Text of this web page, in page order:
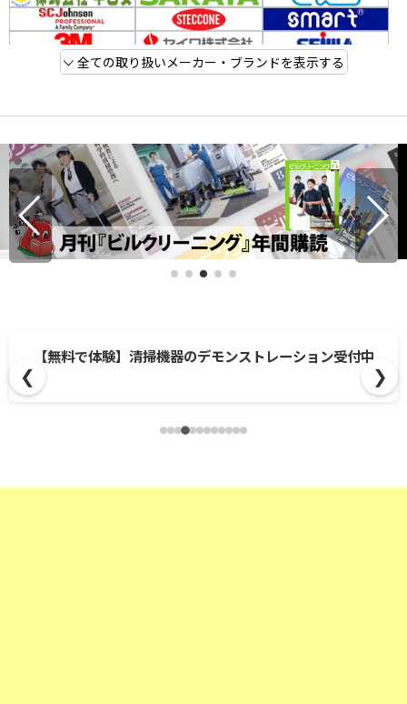
全ての取り扱いメーカー・ブランドを表示する
【無料で体験】清掃機器のデモンストレーション受付中
❮ ❯